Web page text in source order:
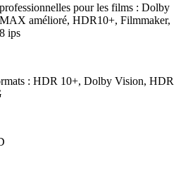
pour les films : Dolby
amélioré, HDR10+, Filmmaker,
ips
: HDR 10+, Dolby Vision, HDR